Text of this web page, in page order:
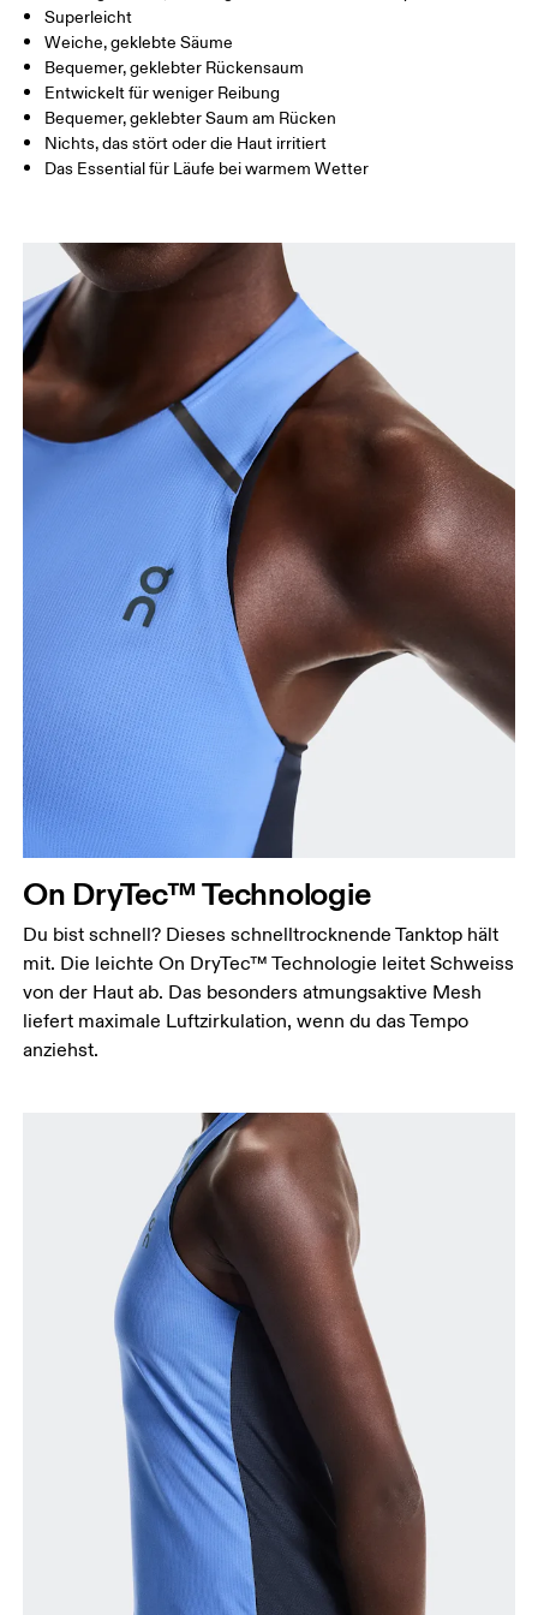
Horizontal verschieben, um mehr zu sehen
So misst du richtig
Brustumfang
Miss an der Stelle, an der dein Brustumfang am
grössten ist. Achte darauf, das Massband gerade zu
halten.
Taille
Miss den Umfang deiner natürlichen Taille. Dort,
Hüfte
Miss um die breiteste Stelle deiner Hüfte herum.
Superleicht
Weiche, geklebte Säume
Bequemer, geklebter Rückensaum
Entwickelt für weniger Reibung
Bequemer, geklebter Saum am Rücken
Nichts, das stört oder die Haut irritiert
Das Essential für Läufe bei warmem Wetter
On DryTec™ Technologie
Du bist schnell? Dieses schnelltrocknende Tanktop hält
mit. Die leichte On DryTec™ Technologie leitet Schweiss
von der Haut ab. Das besonders atmungsaktive Mesh
liefert maximale Luftzirkulation, wenn du das Tempo
anziehst.